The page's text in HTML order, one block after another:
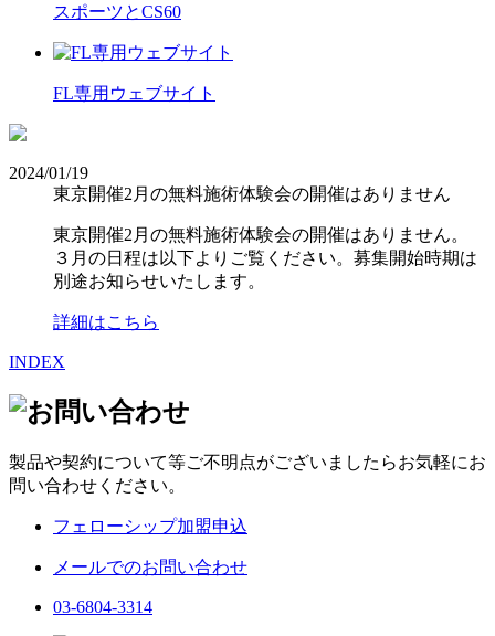
スポーツとCS60
FL専用ウェブサイト
2024/01/19
東京開催2月の無料施術体験会の開催はありません
東京開催2月の無料施術体験会の開催はありません。
３月の日程は以下よりご覧ください。募集開始時期は
別途お知らせいたします。
詳細はこちら
INDEX
製品や契約について等ご不明点がございましたらお気軽にお
問い合わせください。
フェローシップ加盟申込
メールでのお問い合わせ
03-6804-3314